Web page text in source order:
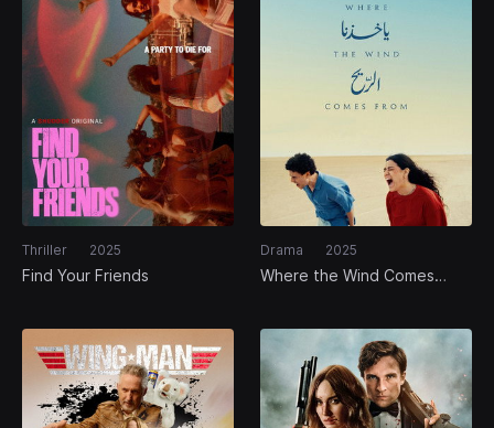
Thriller 2025
Find Your Friends
Drama 2025
Where the Wind Comes